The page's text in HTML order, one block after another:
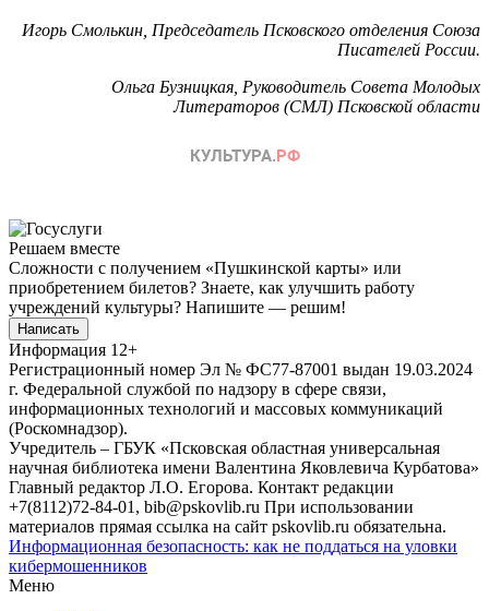
Игорь Смолькин, Председатель Псковского отделения Союза
Писателей России.
Ольга Бузницкая, Руководитель Совета Молодых
Литераторов (СМЛ) Псковской области
Решаем вместе
Сложности с получением «Пушкинской карты» или
приобретением билетов? Знаете, как улучшить работу
учреждений культуры? Напишите — решим!
Написать
Информация 12+
Регистрационный номер Эл № ФС77-87001 выдан 19.03.2024
г. Федеральной службой по надзору в сфере связи,
информационных технологий и массовых коммуникаций
(Роскомнадзор).
Учредитель – ГБУК «Псковская областная универсальная
научная библиотека имени Валентина Яковлевича Курбатова»
Главный редактор Л.О. Егорова. Контакт редакции
+7(8112)72-84-01, bib@pskovlib.ru При использовании
материалов прямая ссылка на сайт pskovlib.ru обязательна.
Информационная безопасность: как не поддаться на уловки
кибермошенников
Меню